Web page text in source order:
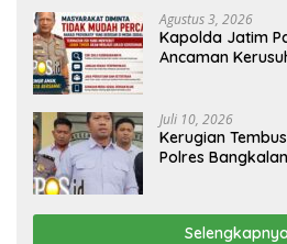
Agustus 3, 2026
Kapolda Jatim
Ancaman
Juli 10, 2026
Kerugian
Polres
Selengkapnya